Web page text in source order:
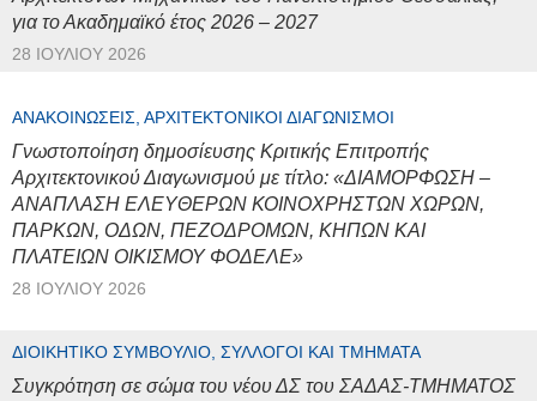
για το Ακαδημαϊκό έτος 2026 – 2027
28 ΙΟΥΛΊΟΥ 2026
ΑΝΑΚΟΙΝΏΣΕΙΣ, ΑΡΧΙΤΕΚΤΟΝΙΚΟΊ ΔΙΑΓΩΝΙΣΜΟΊ
Γνωστοποίηση δημοσίευσης Κριτικής Επιτροπής
Αρχιτεκτονικού Διαγωνισμού με τίτλο: «ΔΙΑΜΟΡΦΩΣΗ –
ΑΝΑΠΛΑΣΗ ΕΛΕΥΘΕΡΩΝ ΚΟΙΝΟΧΡΗΣΤΩΝ ΧΩΡΩΝ,
ΠΑΡΚΩΝ, ΟΔΩΝ, ΠΕΖΟΔΡΟΜΩΝ, ΚΗΠΩΝ ΚΑΙ
ΠΛΑΤΕΙΩΝ ΟΙΚΙΣΜΟΥ ΦΟΔΕΛΕ»
28 ΙΟΥΛΊΟΥ 2026
ΔΙΟΙΚΗΤΙΚΌ ΣΥΜΒΟΎΛΙΟ, ΣΎΛΛΟΓΟΙ ΚΑΙ ΤΜΉΜΑΤΑ
Συγκρότηση σε σώμα του νέου ΔΣ του ΣΑΔΑΣ-ΤΜΗΜΑΤΟΣ